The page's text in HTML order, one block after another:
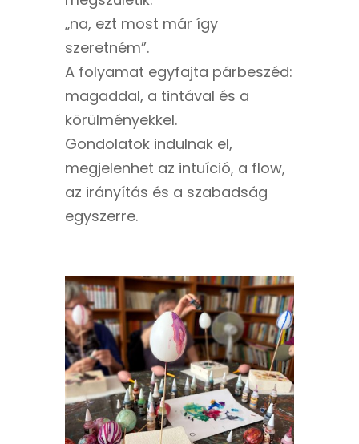
„na, ezt most már így
szeretném”.
A folyamat egyfajta párbeszéd:
magaddal, a tintával és a
körülményekkel.
Gondolatok indulnak el,
megjelenhet az intuíció, a flow,
az irányítás és a szabadság
egyszerre.